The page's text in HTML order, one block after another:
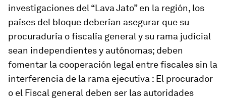
investigaciones del “Lava Jato” en la región, los
países del bloque deberían asegurar que su
procuraduría o fiscalía general y su rama judicial
sean independientes y autónomas; deben
fomentar la cooperación legal entre fiscales sin la
interferencia de la rama ejecutiva : El procurador
o el Fiscal general deben ser las autoridades